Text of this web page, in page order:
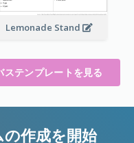
Lemonade Stand
テンプレートを見る
作成を開始